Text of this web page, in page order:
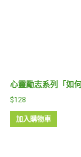
心靈勵志系列「如
$128
加入購物車